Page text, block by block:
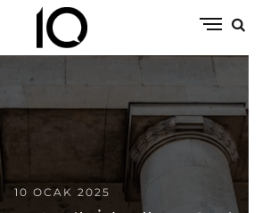
10 OCAK 2025